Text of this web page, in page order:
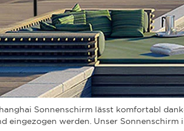
Sonnenschirm lässt komfortabl
eingezogen werden. Unser